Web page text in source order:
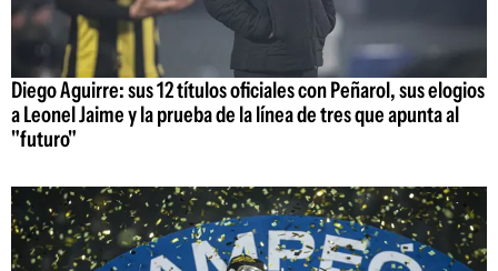
Diego Aguirre: sus 12 títulos oficiales con Peñarol, sus elogios
a Leonel Jaime y la prueba de la línea de tres que apunta al
"futuro"